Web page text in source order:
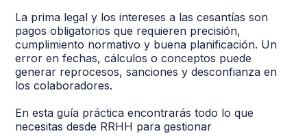
La prima legal y los intereses a las cesantías son
pagos obligatorios que requieren precisión,
cumplimiento normativo y buena planificación. Un
error en fechas, cálculos o conceptos puede
generar reprocesos, sanciones y desconfianza en
los colaboradores.
En esta guía práctica encontrarás todo lo que
necesitas desde RRHH para gestionar